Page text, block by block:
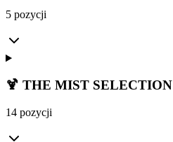
5 pozycji
🍹 THE MIST SELECTION
14 pozycji